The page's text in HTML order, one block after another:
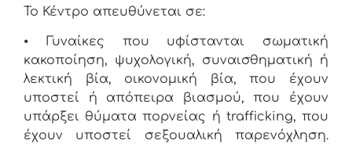
Το Κέντρο απευθύνεται σε:
⦁ Γυναίκες που υφίστανται σωματική
κακοποίηση, ψυχολογική, συναισθηματική ή
λεκτική βία, οικονομική βία, που έχουν
υποστεί ή απόπειρα βιασμού, που έχουν
υπάρξει θύματα πορνείας ή trafficking, που
έχουν υποστεί σεξουαλική παρενόχληση.